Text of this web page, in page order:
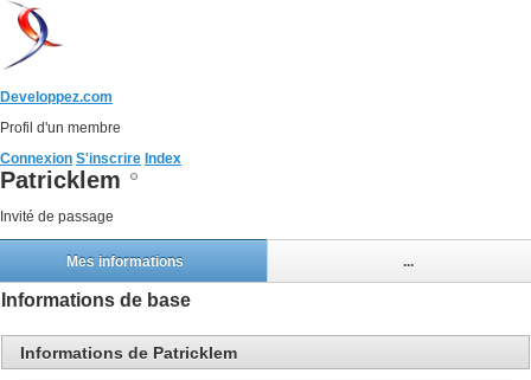
Developpez.com
Profil d'un membre
Connexion S'inscrire Index
Patricklem
Invité de passage
Mes informations ...
Informations de base
Informations de Patricklem